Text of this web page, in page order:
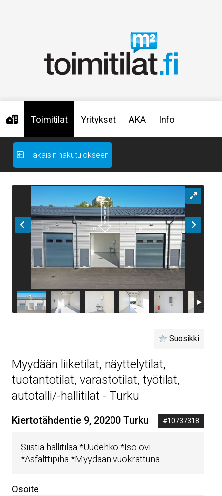
Toimitilat Yritykset AKA Info
Takaisin hakutulokseen
Suosikki
Myydään liiketilat, näyttelytilat,
tuotantotilat, varastotilat, työtilat,
autotalli/-hallitilat - Turku
Kiertotähdentie 9, 20200 Turku #10737318
Siistiä hallitilaa *Uudehko *Iso ovi
*Asfalttipiha *Myydään vuokrattuna
Osoite